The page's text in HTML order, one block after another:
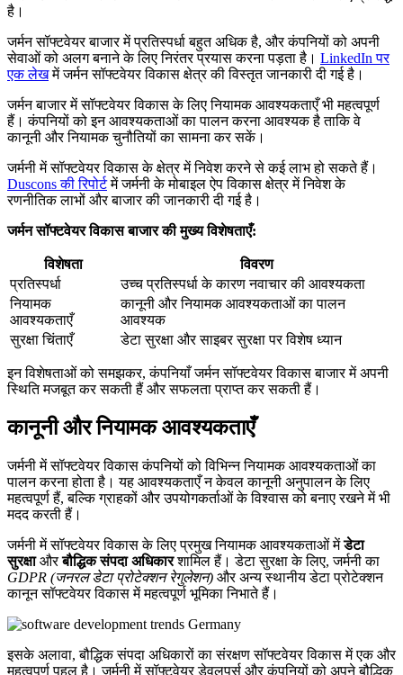
है।
जर्मन सॉफ्टवेयर बाजार में प्रतिस्पर्धा बहुत अधिक है, और कंपनियों को अपनी
सेवाओं को अलग बनाने के लिए निरंतर प्रयास करना पड़ता है। LinkedIn पर
एक लेखमें जर्मन सॉफ्टवेयर विकास क्षेत्र की विस्तृत जानकारी दी गई है।
जर्मन बाजार में सॉफ्टवेयर विकास के लिए नियामक आवश्यकताएँ भी महत्वपूर्ण
हैं। कंपनियों को इन आवश्यकताओं का पालन करना आवश्यक है ताकि वे
कानूनी और नियामक चुनौतियों का सामना कर सकें।
जर्मनी में सॉफ्टवेयर विकास के क्षेत्र में निवेश करने से कई लाभ हो सकते हैं।
Duscons की रिपोर्टमें जर्मनी के मोबाइल ऐप विकास क्षेत्र में निवेश के
रणनीतिक लाभों और बाजार की जानकारी दी गई है।
जर्मन सॉफ्टवेयर विकास बाजार की मुख्य विशेषताएँ:
विशेषता
विवरण
प्रतिस्पर्धा
उच्च प्रतिस्पर्धा के कारण नवाचार की आवश्यकता
नियामक
आवश्यकताएँ
कानूनी और नियामक आवश्यकताओं का पालन
आवश्यक
सुरक्षा चिंताएँ
डेटा सुरक्षा और साइबर सुरक्षा पर विशेष ध्यान
इन विशेषताओं को समझकर, कंपनियाँ जर्मन सॉफ्टवेयर विकास बाजार में अपनी
स्थिति मजबूत कर सकती हैं और सफलता प्राप्त कर सकती हैं।
कानूनी और नियामक आवश्यकताएँ
जर्मनी में सॉफ्टवेयर विकास कंपनियों को विभिन्न नियामक आवश्यकताओं का
पालन करना होता है। यह आवश्यकताएँ न केवल कानूनी अनुपालन के लिए
महत्वपूर्ण हैं, बल्कि ग्राहकों और उपयोगकर्ताओं के विश्वास को बनाए रखने में भी
मदद करती हैं।
जर्मनी में सॉफ्टवेयर विकास के लिए प्रमुख नियामक आवश्यकताओं मेंडेटा
सुरक्षाऔरबौद्धिक संपदा अधिकारशामिल हैं। डेटा सुरक्षा के लिए, जर्मनी का
GDPR (जनरल डेटा प्रोटेक्शन रेगुलेशन) और अन्य स्थानीय डेटा प्रोटेक्शन
कानून सॉफ्टवेयर विकास में महत्वपूर्ण भूमिका निभाते हैं।
इसके अलावा, बौद्धिक संपदा अधिकारों का संरक्षण सॉफ्टवेयर विकास में एक और
महत्वपूर्ण पहलू है। जर्मनी में सॉफ्टवेयर डेवलपर्स और कंपनियों को अपने बौद्धिक